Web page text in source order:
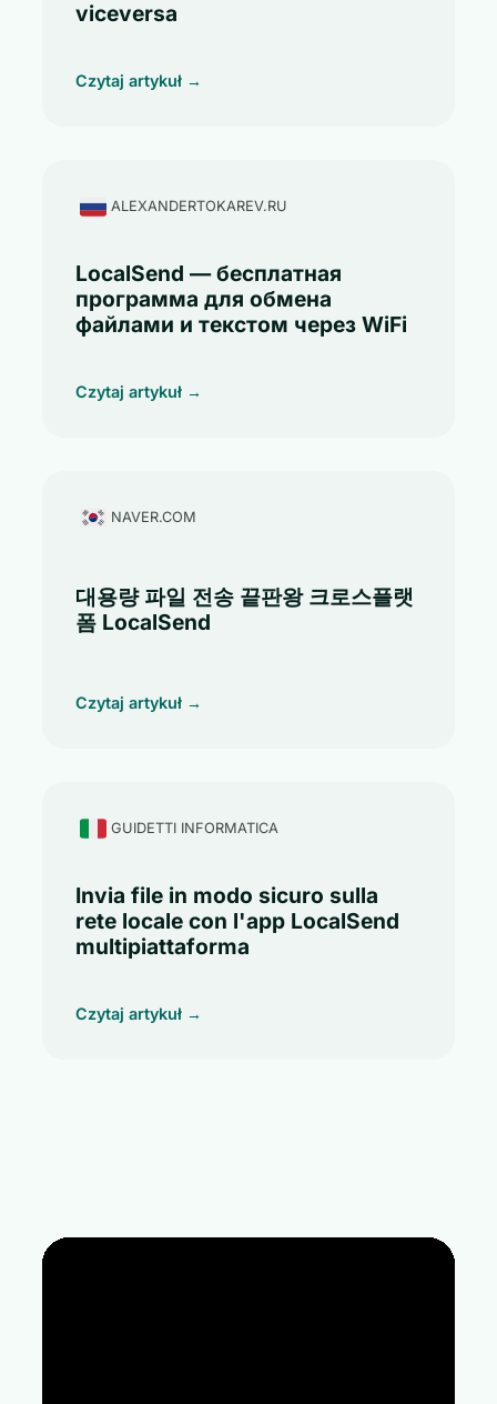
viceversa
Czytaj artykuł →
ALEXANDERTOKAREV.RU
LocalSend — бесплатная
программа для обмена
файлами и текстом через WiFi
Czytaj artykuł →
NAVER.COM
대용량 파일 전송 끝판왕 크로스플랫
폼 LocalSend
Czytaj artykuł →
GUIDETTI INFORMATICA
Invia file in modo sicuro sulla
rete locale con l'app LocalSend
multipiattaforma
Czytaj artykuł →